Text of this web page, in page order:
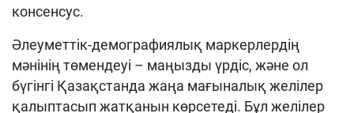
консенсус.
Әлеуметтік-демографиялық маркерлердің
мәнінің төмендеуі – маңызды үрдіс, және ол
бүгінгі Қазақстанда жаңа мағыналық желілер
қалыптасып жатқанын көрсетеді. Бұл желілер